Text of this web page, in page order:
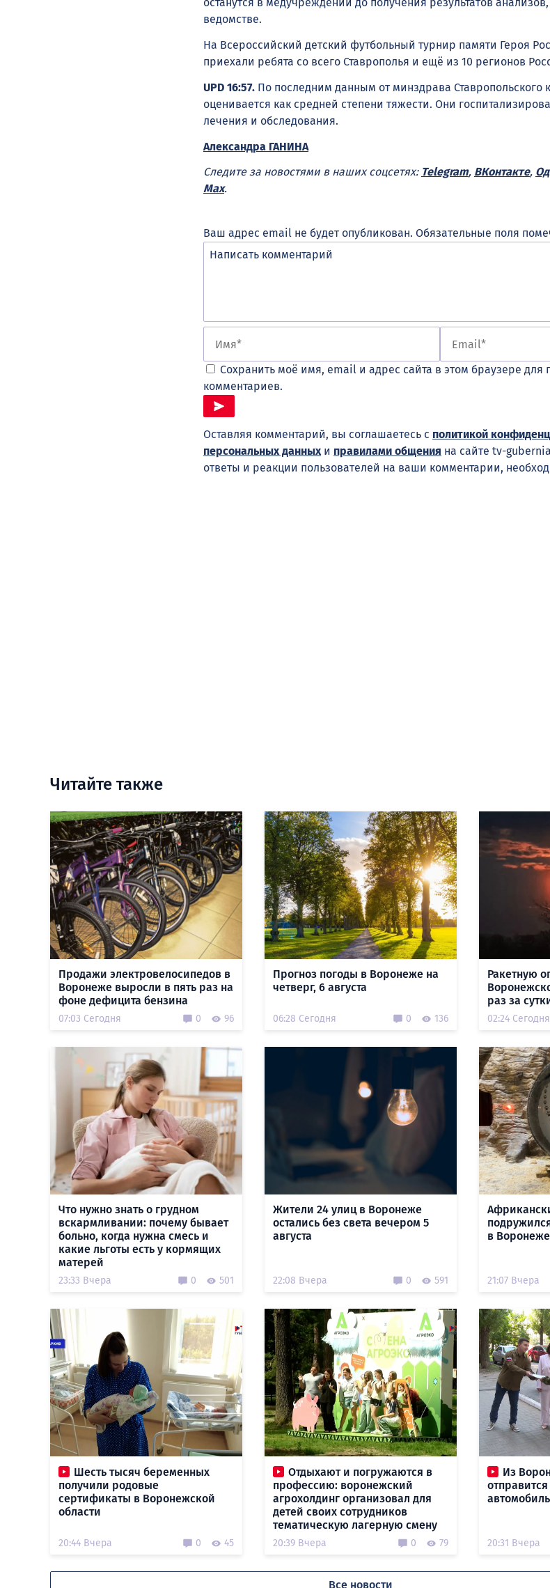
ведомстве.
На Всероссийский детский футбольный турнир памяти Героя
приехали ребята со всего Ставрополья и ещё из 10 регионов
UPD 16:57. По последним данным от минздрава Ставропольского
оценивается как средней степени тяжести. Они
лечения и обследования.
Александра ГАНИНА
Следите за новостями в наших соцсетях: Telegram, ВКонтакте,
Max.
Ваш адрес email не будет опубликован. Обязательные поля
Сохранить моё имя, email и адрес сайта в этом браузере
комментариев.
Оставляя комментарий, вы соглашаетесь с политикой
персональных данныхи правилами общения на сайте tv-
ответы и реакции пользователей на ваши комментарии,
Читайте также
Продажи электровелосипедов в
Воронеже выросли в пять раз на
фоне дефицита бензина
07:03 Сегодня 0 96
Прогноз погоды в Воронеже на
четверг, 6 августа
06:28 Сегодня 0 136
Ракетную
раз за
02:24 Сегодня
Что нужно знать о грудном
вскармливании: почему бывает
больно, когда нужна смесь и
какие льготы есть у кормящих
матерей
23:33 Вчера 0 501
Жители 24 улиц в Воронеже
остались без света вечером 5
августа
22:08 Вчера 0 591
в Воронеже
21:07 Вчера
Шесть тысяч беременных
получили родовые
сертификаты в Воронежской
области
20:44 Вчера 0 45
Отдыхают и погружаются в
профессию: воронежский
агрохолдинг организовал для
детей своих сотрудников
тематическую лагерную смену
20:39 Вчера 0 79
Из
20:31 Вчера
Все новости